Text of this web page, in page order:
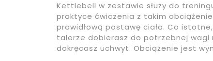
Kettlebell w zestawie służy do
praktyce ćwiczenia z takim
prawidłową postawę ciała. Co
talerze dobierasz do potrzebnej
dokręcasz uchwyt. Obciążenie jest